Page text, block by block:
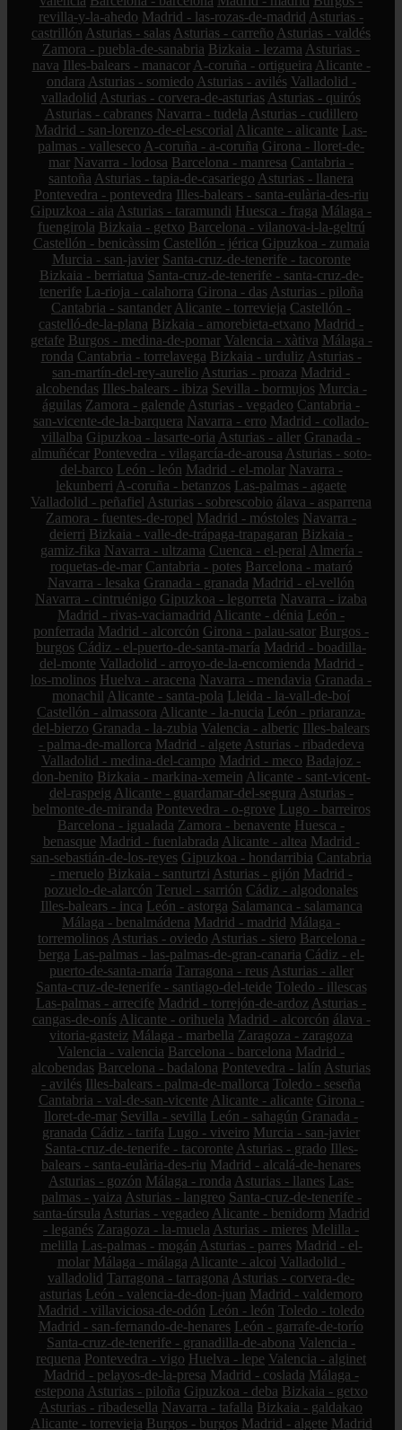
revilla-y-la-ahedo Madrid - las-rozas-de-madrid Asturias -
castrillón Asturias - salas Asturias - carreño Asturias - valdés
Zamora - puebla-de-sanabria Bizkaia - lezama Asturias -
nava Illes-balears - manacor A-coruña - ortigueira Alicante -
ondara Asturias - somiedo Asturias - avilés Valladolid -
valladolid Asturias - corvera-de-asturias Asturias - quirós
Asturias - cabranes Navarra - tudela Asturias - cudillero
Madrid - san-lorenzo-de-el-escorial Alicante - alicante Las-
palmas - valleseco A-coruña - a-coruña Girona - lloret-de-
mar Navarra - lodosa Barcelona - manresa Cantabria -
santoña Asturias - tapia-de-casariego Asturias - llanera
Pontevedra - pontevedra Illes-balears - santa-eulària-des-riu
Gipuzkoa - aia Asturias - taramundi Huesca - fraga Málaga -
fuengirola Bizkaia - getxo Barcelona - vilanova-i-la-geltrú
Castellón - benicàssim Castellón - jérica Gipuzkoa - zumaia
Murcia - san-javier Santa-cruz-de-tenerife - tacoronte
Bizkaia - berriatua Santa-cruz-de-tenerife - santa-cruz-de-
tenerife La-rioja - calahorra Girona - das Asturias - piloña
Cantabria - santander Alicante - torrevieja Castellón -
castelló-de-la-plana Bizkaia - amorebieta-etxano Madrid -
getafe Burgos - medina-de-pomar Valencia - xàtiva Málaga -
ronda Cantabria - torrelavega Bizkaia - urduliz Asturias -
san-martín-del-rey-aurelio Asturias - proaza Madrid -
alcobendas Illes-balears - ibiza Sevilla - bormujos Murcia -
águilas Zamora - galende Asturias - vegadeo Cantabria -
san-vicente-de-la-barquera Navarra - erro Madrid - collado-
villalba Gipuzkoa - lasarte-oria Asturias - aller Granada -
almuñécar Pontevedra - vilagarcía-de-arousa Asturias - soto-
del-barco León - león Madrid - el-molar Navarra -
lekunberri A-coruña - betanzos Las-palmas - agaete
Valladolid - peñafiel Asturias - sobrescobio álava - asparrena
Zamora - fuentes-de-ropel Madrid - móstoles Navarra -
deierri Bizkaia - valle-de-trápaga-trapagaran Bizkaia -
gamiz-fika Navarra - ultzama Cuenca - el-peral Almería -
roquetas-de-mar Cantabria - potes Barcelona - mataró
Navarra - lesaka Granada - granada Madrid - el-vellón
Navarra - cintruénigo Gipuzkoa - legorreta Navarra - izaba
Madrid - rivas-vaciamadrid Alicante - dénia León -
ponferrada Madrid - alcorcón Girona - palau-sator Burgos -
burgos Cádiz - el-puerto-de-santa-maría Madrid - boadilla-
del-monte Valladolid - arroyo-de-la-encomienda Madrid -
los-molinos Huelva - aracena Navarra - mendavia Granada -
monachil Alicante - santa-pola Lleida - la-vall-de-boí
Castellón - almassora Alicante - la-nucia León - priaranza-
del-bierzo Granada - la-zubia Valencia - alberic Illes-balears
- palma-de-mallorca Madrid - algete Asturias - ribadedeva
Valladolid - medina-del-campo Madrid - meco Badajoz -
don-benito Bizkaia - markina-xemein Alicante - sant-vicent-
del-raspeig Alicante - guardamar-del-segura Asturias -
belmonte-de-miranda Pontevedra - o-grove Lugo - barreiros
Barcelona - igualada Zamora - benavente Huesca -
benasque Madrid - fuenlabrada Alicante - altea Madrid -
san-sebastián-de-los-reyes Gipuzkoa - hondarribia Cantabria
- meruelo Bizkaia - santurtzi Asturias - gijón Madrid -
pozuelo-de-alarcón Teruel - sarrión Cádiz - algodonales
Illes-balears - inca León - astorga Salamanca - salamanca
Málaga - benalmádena Madrid - madrid Málaga -
torremolinos Asturias - oviedo Asturias - siero Barcelona -
berga Las-palmas - las-palmas-de-gran-canaria Cádiz - el-
puerto-de-santa-maría Tarragona - reus Asturias - aller
Santa-cruz-de-tenerife - santiago-del-teide Toledo - illescas
Las-palmas - arrecife Madrid - torrejón-de-ardoz Asturias -
cangas-de-onís Alicante - orihuela Madrid - alcorcón álava -
vitoria-gasteiz Málaga - marbella Zaragoza - zaragoza
Valencia - valencia Barcelona - barcelona Madrid -
alcobendas Barcelona - badalona Pontevedra - lalín Asturias
- avilés Illes-balears - palma-de-mallorca Toledo - seseña
Cantabria - val-de-san-vicente Alicante - alicante Girona -
lloret-de-mar Sevilla - sevilla León - sahagún Granada -
granada Cádiz - tarifa Lugo - viveiro Murcia - san-javier
Santa-cruz-de-tenerife - tacoronte Asturias - grado Illes-
balears - santa-eulària-des-riu Madrid - alcalá-de-henares
Asturias - gozón Málaga - ronda Asturias - llanes Las-
palmas - yaiza Asturias - langreo Santa-cruz-de-tenerife -
santa-úrsula Asturias - vegadeo Alicante - benidorm Madrid
- leganés Zaragoza - la-muela Asturias - mieres Melilla -
melilla Las-palmas - mogán Asturias - parres Madrid - el-
molar Málaga - málaga Alicante - alcoi Valladolid -
valladolid Tarragona - tarragona Asturias - corvera-de-
asturias León - valencia-de-don-juan Madrid - valdemoro
Madrid - villaviciosa-de-odón León - león Toledo - toledo
Madrid - san-fernando-de-henares León - garrafe-de-torío
Santa-cruz-de-tenerife - granadilla-de-abona Valencia -
requena Pontevedra - vigo Huelva - lepe Valencia - alginet
Madrid - pelayos-de-la-presa Madrid - coslada Málaga -
estepona Asturias - piloña Gipuzkoa - deba Bizkaia - getxo
Asturias - ribadesella Navarra - tafalla Bizkaia - galdakao
Alicante - torrevieja Burgos - burgos Madrid - algete Madrid